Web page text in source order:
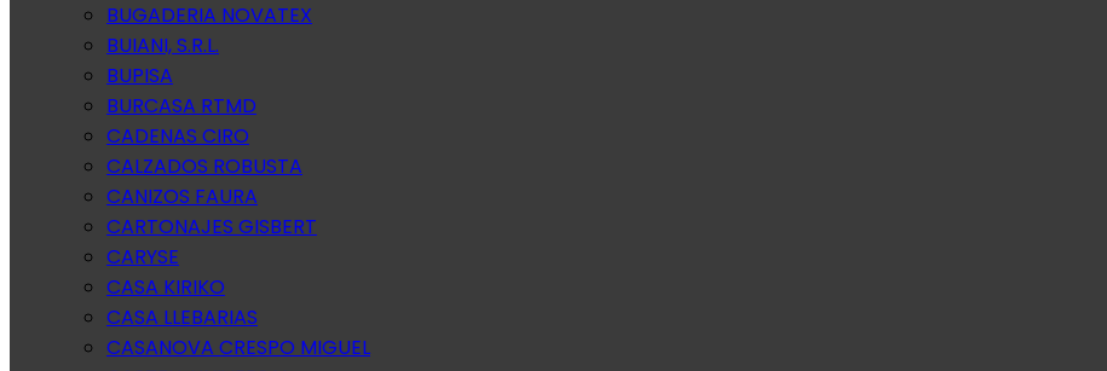
BUGADERIA NOVATEX
BUIANI, S.R.L.
BUPISA
BURCASA RTMD
CADENAS CIRO
CALZADOS ROBUSTA
CANIZOS FAURA
CARTONAJES GISBERT
CARYSE
CASA KIRIKO
CASA LLEBARIAS
CASANOVA CRESPO MIGUEL